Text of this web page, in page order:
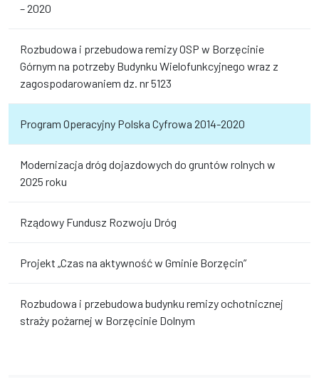
– 2020
Rozbudowa i przebudowa remizy OSP w Borzęcinie
Górnym na potrzeby Budynku Wielofunkcyjnego wraz z
zagospodarowaniem dz. nr 5123
Program Operacyjny Polska Cyfrowa 2014-2020
Modernizacja dróg dojazdowych do gruntów rolnych w
2025 roku
Rządowy Fundusz Rozwoju Dróg
Projekt „Czas na aktywność w Gminie Borzęcin”
Rozbudowa i przebudowa budynku remizy ochotnicznej
straży pożarnej w Borzęcinie Dolnym